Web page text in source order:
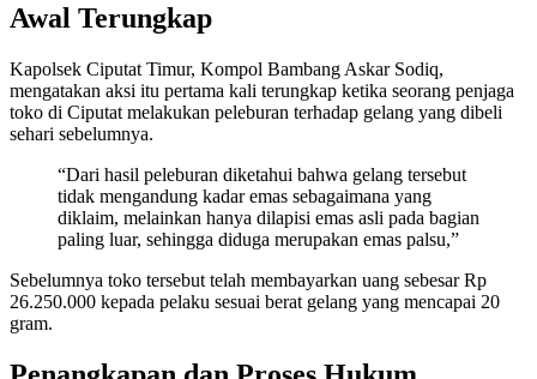
Awal Terungkap
Kapolsek Ciputat Timur, Kompol Bambang Askar Sodiq,
mengatakan aksi itu pertama kali terungkap ketika seorang penjaga
toko di Ciputat melakukan peleburan terhadap gelang yang dibeli
sehari sebelumnya.
“Dari hasil peleburan diketahui bahwa gelang tersebut
tidak mengandung kadar emas sebagaimana yang
diklaim, melainkan hanya dilapisi emas asli pada bagian
paling luar, sehingga diduga merupakan emas palsu,”
Sebelumnya toko tersebut telah membayarkan uang sebesar Rp
26.250.000 kepada pelaku sesuai berat gelang yang mencapai 20
gram.